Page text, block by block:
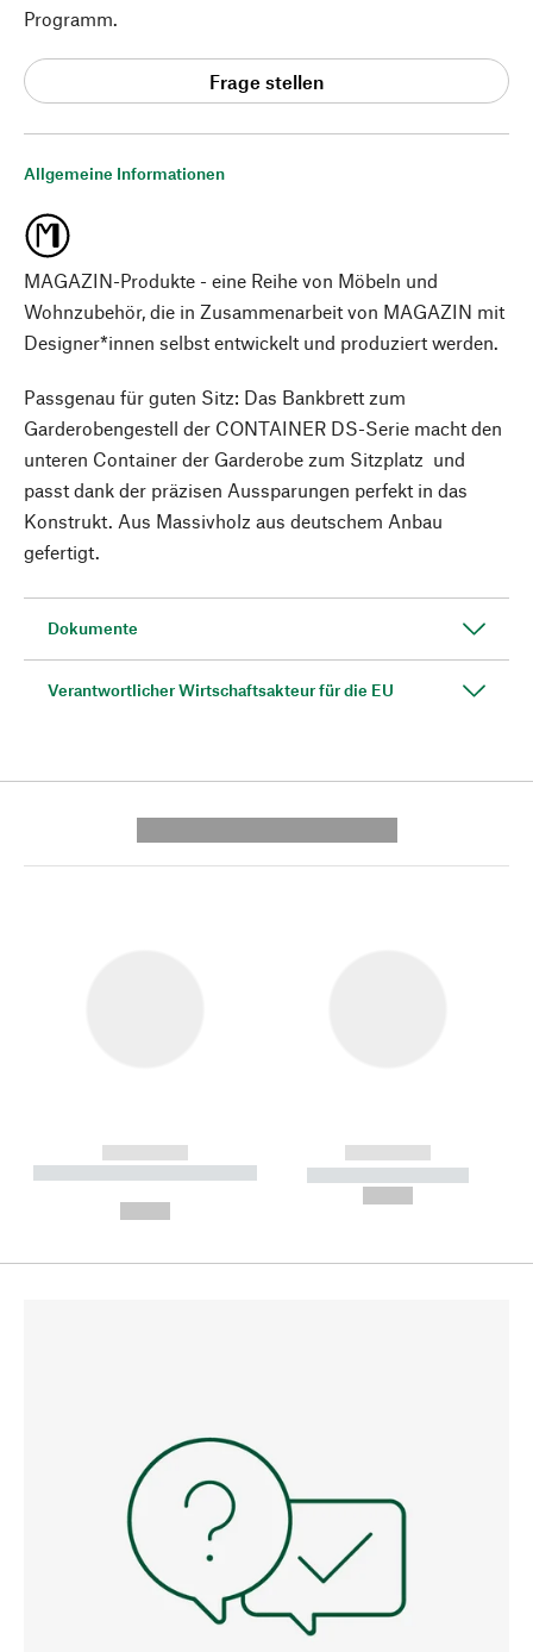
Allgemeine Informationen
MAGAZIN-Produkte - eine Reihe von Möbeln und
Wohnzubehör, die in Zusammenarbeit von MAGAZIN mit
Designer*innen selbst entwickelt und produziert werden.
Passgenau für guten Sitz: Das Bankbrett zum
Garderobengestell der CONTAINER DS-Serie macht den
unteren Container der Garderobe zum Sitzplatz und
passt dank der präzisen Aussparungen perfekt in das
Konstrukt. Aus Massivholz aus deutschem Anbau
gefertigt.
Dokumente
Verantwortlicher Wirtschaftsakteur für die EU
Programm.
Frage stellen
------------
----------- ----------- --------
------------
----------- -----------